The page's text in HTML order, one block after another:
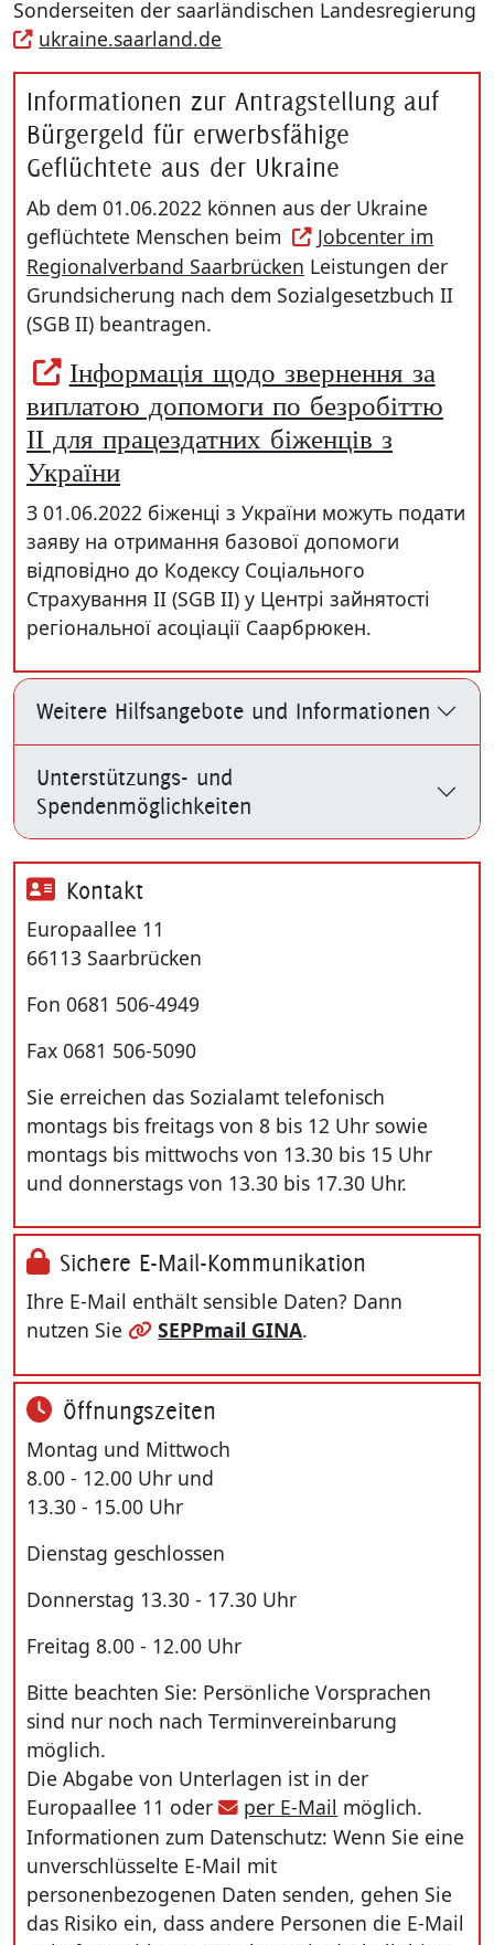
Sonderseiten der saarländischen Landesregierung
ukraine.saarland.de
Informationen zur Antragstellung auf
Bürgergeld für erwerbsfähige
Geflüchtete aus der Ukraine
Ab dem 01.06.2022 können aus der Ukraine
geflüchtete Menschen beim
Jobcenter im
Regionalverband Saarbrücken Leistungen der
Grundsicherung nach dem Sozialgesetzbuch II
(SGB II) beantragen.
Інформація щодо звернення за
виплатою допомоги по безробіттю
ІІ для працездатних біженців з
України
З 01.06.2022 біженці з України можуть подати
заяву на отримання базової допомоги
відповідно до Кодексу Соціального
Страхування II (SGB II) у Центрі зайнятості
регіональної асоціації Саарбрюкен.
Weitere Hilfsangebote und Informationen
Unterstützungs- und
Spendenmöglichkeiten
Kontakt
Europaallee 11
66113 Saarbrücken
Fon 0681 506-4949
Fax 0681 506-5090
Sie erreichen das Sozialamt telefonisch
montags bis freitags von 8 bis 12 Uhr sowie
montags bis mittwochs von 13.30 bis 15 Uhr
und donnerstags von 13.30 bis 17.30 Uhr.
Sichere E-Mail-Kommunikation
Ihre E-Mail enthält sensible Daten? Dann
nutzen Sie
SEPPmail GINA.
Öffnungszeiten
Montag und Mittwoch
8.00 - 12.00 Uhr und
13.30 - 15.00 Uhr
Dienstag geschlossen
Donnerstag 13.30 - 17.30 Uhr
Freitag 8.00 - 12.00 Uhr
Bitte beachten Sie: Persönliche Vorsprachen
sind nur noch nach Terminvereinbarung
möglich.
Die Abgabe von Unterlagen ist in der
Europaallee 11 oder
per E-Mail möglich.
Informationen zum Datenschutz: Wenn Sie eine
unverschlüsselte E-Mail mit
personenbezogenen Daten senden, gehen Sie
das Risiko ein, dass andere Personen die E-Mail